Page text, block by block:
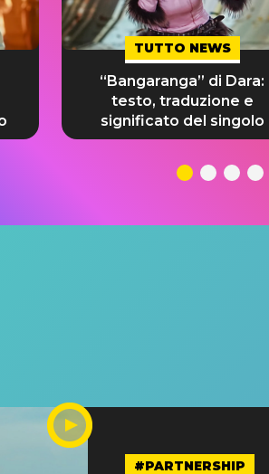
TUTTO NEWS
“Bangaranga” di Dara:
testo, traduzione e
significato del singolo
#PARTNERSHIP